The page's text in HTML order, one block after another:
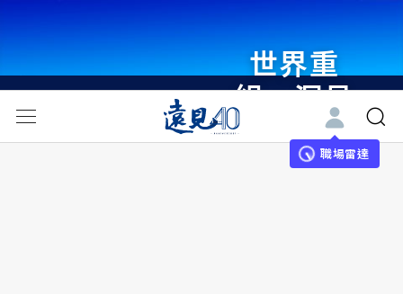
世界重
組・洞見
未來 與
世界領袖
職場雷達